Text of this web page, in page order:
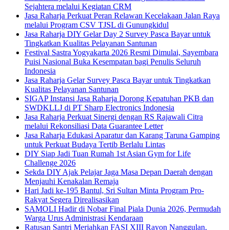
Sejahtera melalui Kegiatan CRM
Jasa Raharja Perkuat Peran Relawan Kecelakaan Jalan Raya
melalui Program CSV TJSL di Gunungkidul
Jasa Raharja DIY Gelar Day 2 Survey Pasca Bayar untuk
Tingkatkan Kualitas Pelayanan Santunan
Festival Sastra Yogyakarta 2026 Resmi Dimulai, Sayembara
Puisi Nasional Buka Kesempatan bagi Penulis Seluruh
Indonesia
Jasa Raharja Gelar Survey Pasca Bayar untuk Tingkatkan
Kualitas Pelayanan Santunan
SIGAP Instansi Jasa Raharja Dorong Kepatuhan PKB dan
SWDKLLJ di PT Sharp Electronics Indonesia
Jasa Raharja Perkuat Sinergi dengan RS Rajawali Citra
melalui Rekonsiliasi Data Guarantee Letter
Jasa Raharja Edukasi Aparatur dan Karang Taruna Gamping
untuk Perkuat Budaya Tertib Berlalu Lintas
DIY Siap Jadi Tuan Rumah 1st Asian Gym for Life
Challenge 2026
Sekda DIY Ajak Pelajar Jaga Masa Depan Daerah dengan
Menjauhi Kenakalan Remaja
Hari Jadi ke-195 Bantul, Sri Sultan Minta Program Pro-
Rakyat Segera Direalisasikan
SAMOLI Hadir di Nobar Final Piala Dunia 2026, Permudah
Warga Urus Administrasi Kendaraan
Ratusan Santri Meriahkan FASI XIII Rayon Nanggulan,